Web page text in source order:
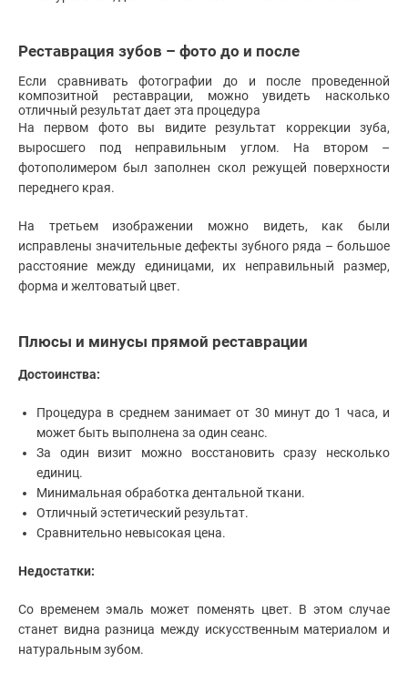
Реставрация зубов – фото до и после
Если сравнивать фотографии до и после проведенной
композитной реставрации, можно увидеть насколько
отличный результат дает эта процедура
На первом фото вы видите результат коррекции зуба,
выросшего под неправильным углом. На втором –
фотополимером был заполнен скол режущей поверхности
переднего края.
На третьем изображении можно видеть, как были
исправлены значительные дефекты зубного ряда – большое
расстояние между единицами, их неправильный размер,
форма и желтоватый цвет.
Плюсы и минусы прямой реставрации
Достоинства:
Процедура в среднем занимает от 30 минут до 1 часа, и
может быть выполнена за один сеанс.
За один визит можно восстановить сразу несколько
единиц.
Минимальная обработка дентальной ткани.
Отличный эстетический результат.
Сравнительно невысокая цена.
Недостатки:
Со временем эмаль может поменять цвет. В этом случае
станет видна разница между искусственным материалом и
натуральным зубом.